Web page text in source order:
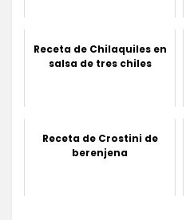
Receta de Chilaquiles en
salsa de tres chiles
Receta de Crostini de
berenjena